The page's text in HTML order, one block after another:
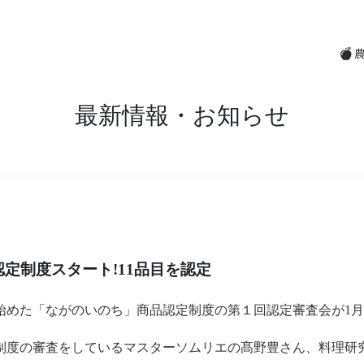
最新情報・お知らせ
制度スタート!11品目を認定
めた「ながのいのち」商品認定制度の第１回認定審査会が1
度の審査をしているマスターソムリエの髙野豊さん、料理研